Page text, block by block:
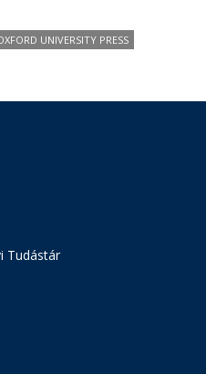
UNIVERSITY PRESS
Tudástár